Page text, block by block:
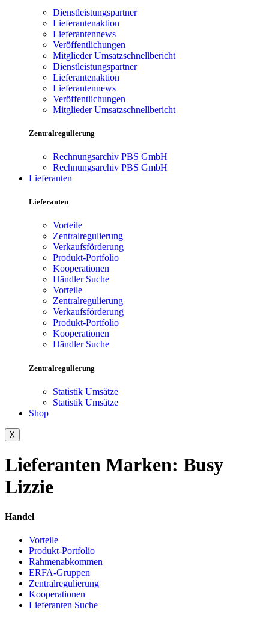
Dienstleistungspartner
Lieferantenaktion
Lieferantennews
Veröffentlichungen
Mitglieder Umsatzschnellbericht
Dienstleistungspartner
Lieferantenaktion
Lieferantennews
Veröffentlichungen
Mitglieder Umsatzschnellbericht
Zentralregulierung
Rechnungsarchiv PBS GmbH
Rechnungsarchiv PBS GmbH
Lieferanten
Lieferanten
Vorteile
Zentralregulierung
Verkaufsförderung
Produkt-Portfolio
Kooperationen
Händler Suche
Vorteile
Zentralregulierung
Verkaufsförderung
Produkt-Portfolio
Kooperationen
Händler Suche
Zentralregulierung
Statistik Umsätze
Statistik Umsätze
Shop
X
Lieferanten Marken: Busy
Lizzie
Handel
Vorteile
Produkt-Portfolio
Rahmenabkommen
ERFA-Gruppen
Zentralregulierung
Kooperationen
Lieferanten Suche